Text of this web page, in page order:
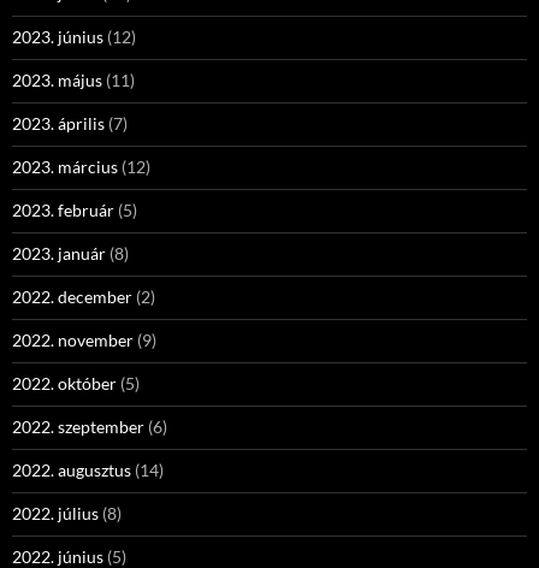
2023. június (12)
2023. május (11)
2023. április (7)
2023. március (12)
2023. február (5)
2023. január (8)
2022. december (2)
2022. november (9)
2022. október (5)
2022. szeptember (6)
2022. augusztus (14)
2022. július (8)
2022. június (5)